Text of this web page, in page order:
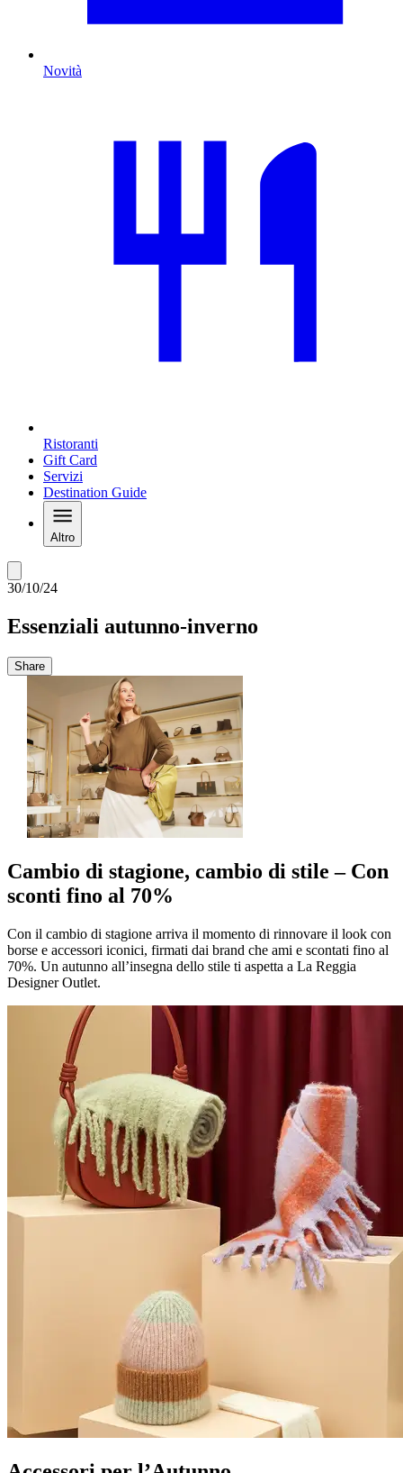
Novità
Ristoranti
Gift Card
Servizi
Destination Guide
Altro
30/10/24
Essenziali autunno-inverno
Share
Cambio di stagione, cambio di stile – Con
sconti fino al 70%
Con il cambio di stagione arriva il momento di rinnovare il look con
borse e accessori iconici, firmati dai brand che ami e scontati fino al
70%. Un autunno all’insegna dello stile ti aspetta a La Reggia
Designer Outlet.